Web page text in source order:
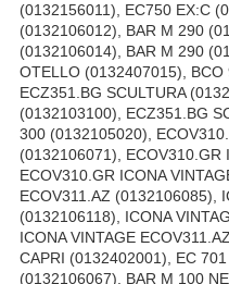
(0132156011), EC750 EX:C
(0132106012), BAR M 290
(0132106014), BAR M 290
OTELLO (0132407015),
ECZ351.BG SCULTURA
(0132103100), ECZ351.BG
300 (0132105020),
(0132106071), ECOV310.GR
ECOV310.GR ICONA
ECOV311.AZ (0132106085),
(0132106118), ICONA
ICONA VINTAGE
CAPRI (0132402001), EC
(0132106067), BAR M 100